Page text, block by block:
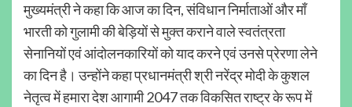
मुख्यमंत्री ने कहा कि आज का दिन, संविधान निर्माताओं और माँ
भारती को गुलामी की बेड़ियों से मुक्त कराने वाले स्वतंत्रता
सेनानियों एवं आंदोलनकारियों को याद करने एवं उनसे प्रेरणा लेने
का दिन है। उन्होंने कहा प्रधानमंत्री श्री नरेंद्र मोदी के कुशल
नेतृत्व में हमारा देश आगामी 2047 तक विकसित राष्ट्र के रूप में